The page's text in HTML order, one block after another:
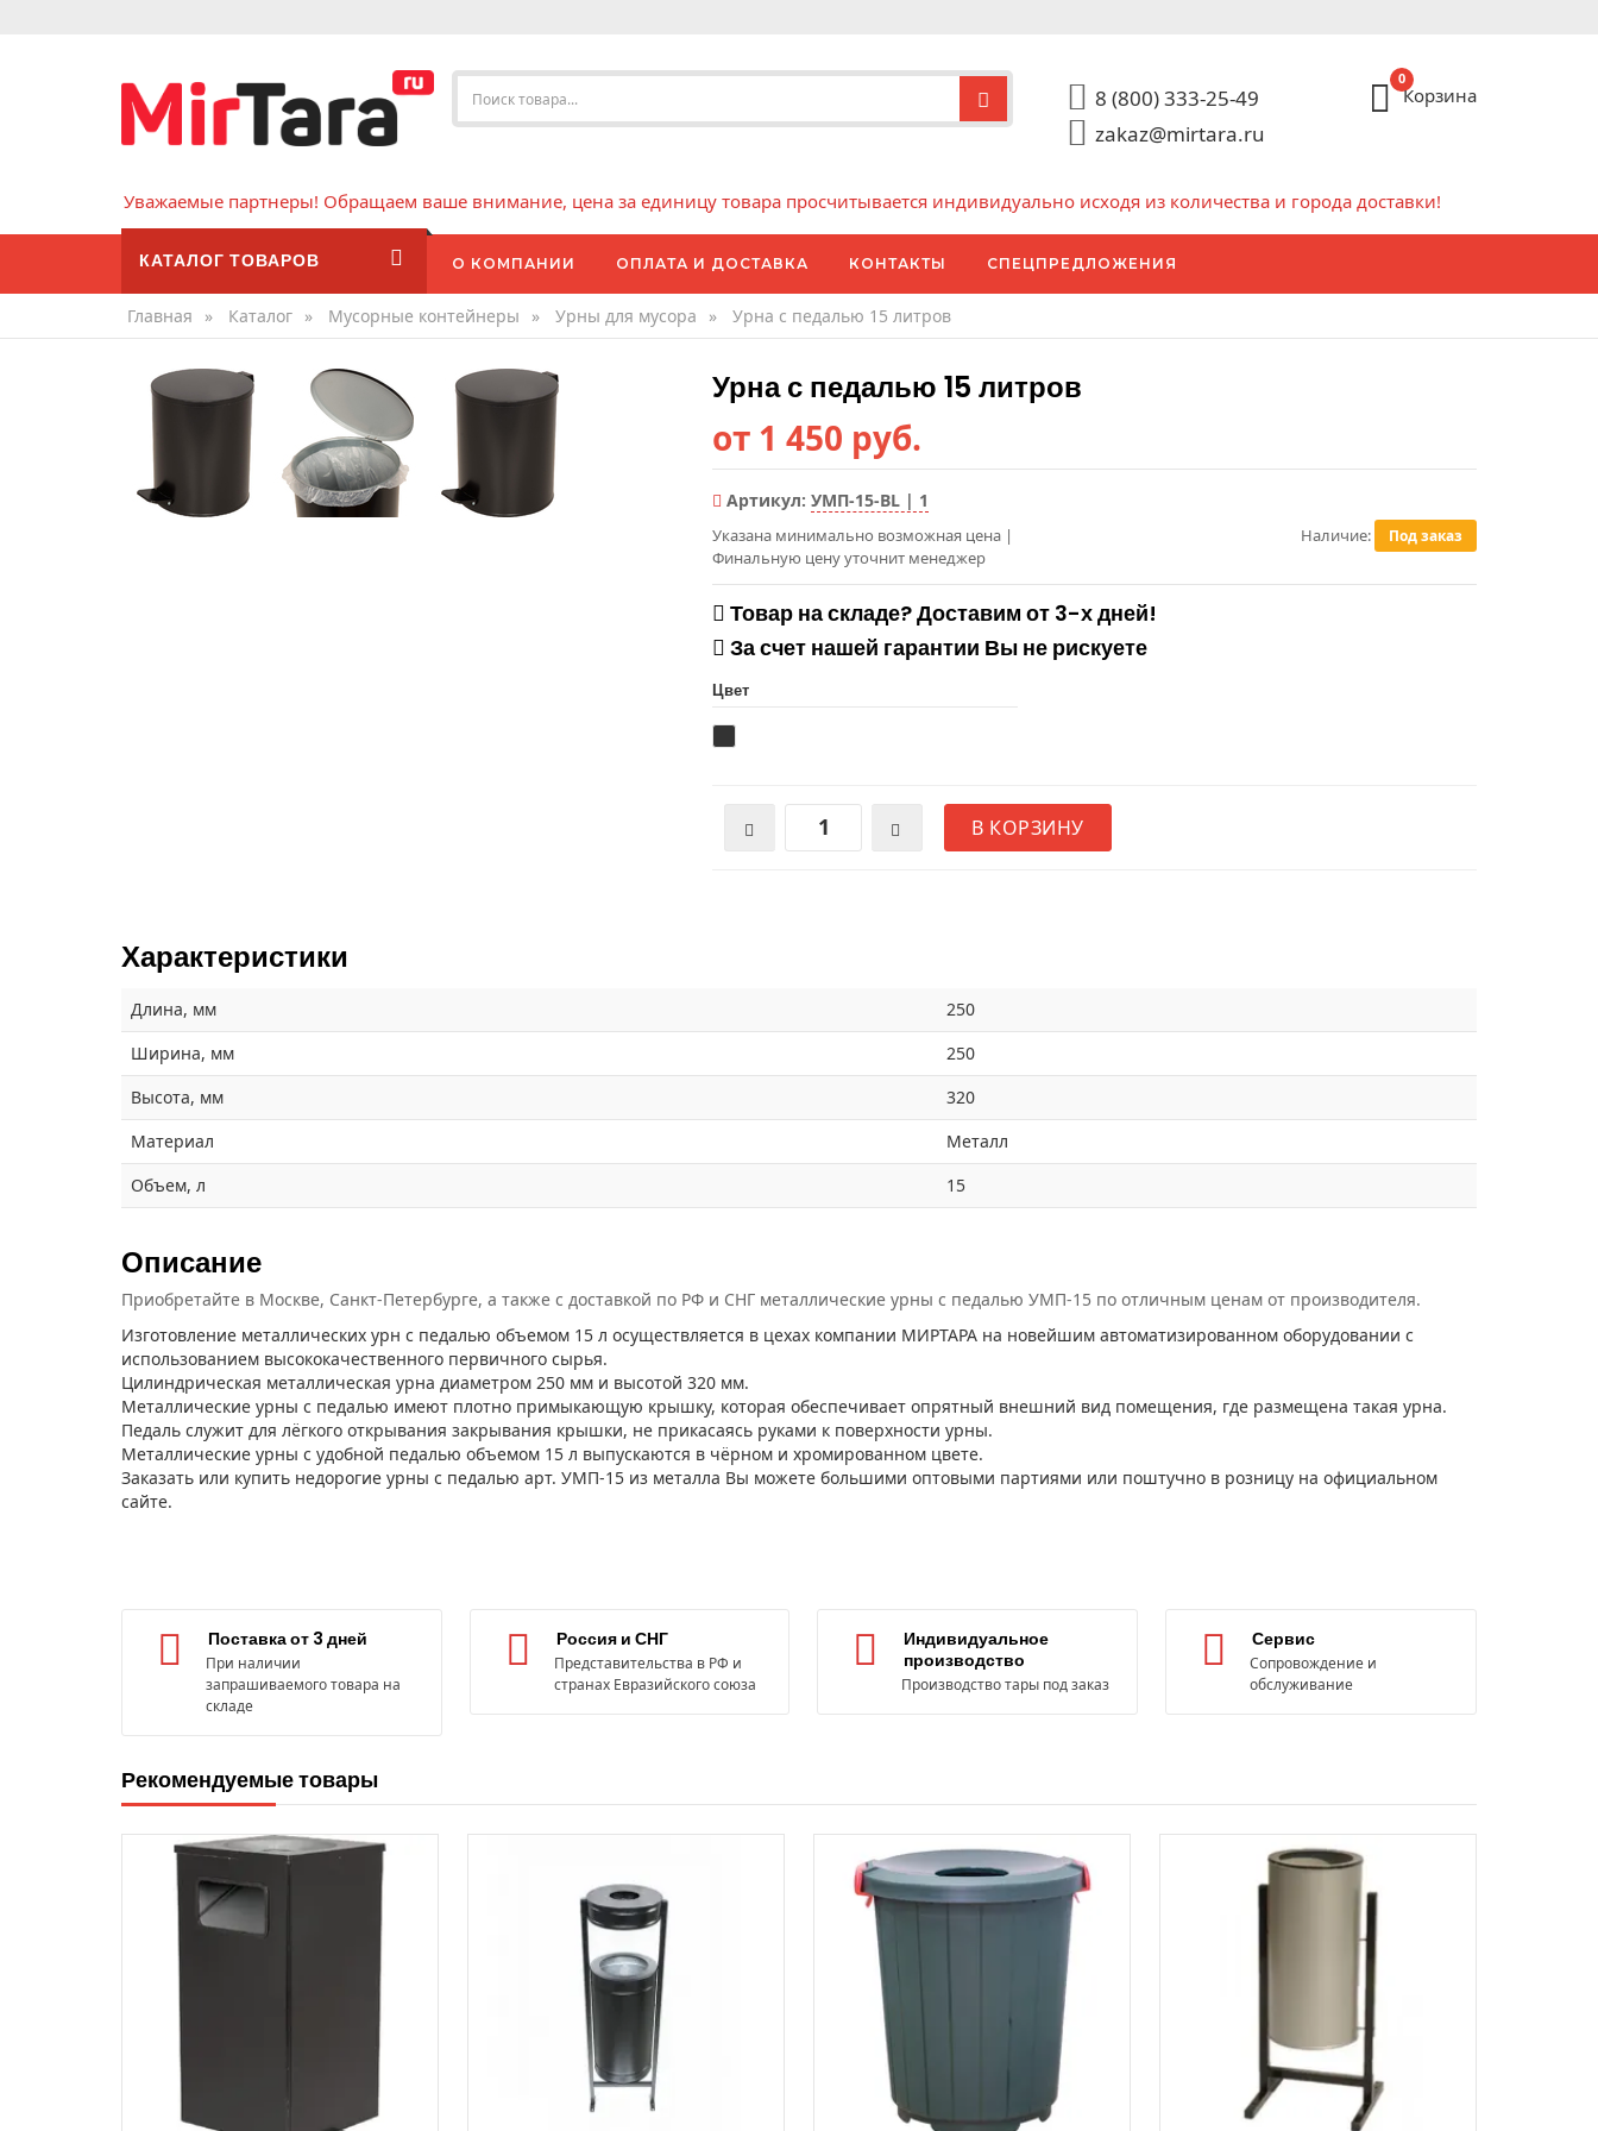
8 (800) 333-25-49
zakaz@mirtara.ru
0
Корзина
Уважаемые партнеры! Обращаем ваше внимание, цена за единицу товара просчитывается индивидуально исходя из количества и города доставки!
КАТАЛОГ ТОВАРОВ О КОМПАНИИ ОПЛАТА И ДОСТАВКА КОНТАКТЫ СПЕЦПРЕДЛОЖЕНИЯ
Главная » Каталог » Мусорные контейнеры » Урны для мусора » Урна с педалью 15 литров
Урна с педалью 15 литров
от 1 450 руб.
Артикул: УМП-15-BL | 1
Указана минимально возможная цена |
Финальную цену уточнит менеджер
Наличие: Под заказ
Товар на складе? Доставим от 3-х дней!
За счет нашей гарантии Вы не рискуете
Цвет
В КОРЗИНУ
Характеристики
Длина, мм
250
Ширина, мм
250
Высота, мм
320
Материал
Металл
Объем, л
15
Описание
Приобретайте в Москве, Санкт-Петербурге, а также с доставкой по РФ и СНГ металлические урны с педалью УМП-15 по отличным ценам от производителя.
Изготовление металлических урн с педалью объемом 15 л осуществляется в цехах компании МИРТАРА на новейшим автоматизированном оборудовании с
использованием высококачественного первичного сырья.
Цилиндрическая металлическая урна диаметром 250 мм и высотой 320 мм.
Металлические урны с педалью имеют плотно примыкающую крышку, которая обеспечивает опрятный внешний вид помещения, где размещена такая урна.
Педаль служит для лёгкого открывания закрывания крышки, не прикасаясь руками к поверхности урны.
Металлические урны с удобной педалью объемом 15 л выпускаются в чёрном и хромированном цвете.
Заказать или купить недорогие урны с педалью арт. УМП-15 из металла Вы можете большими оптовыми партиями или поштучно в розницу на официальном
сайте.
Поставка от 3 дней
При наличии
запрашиваемого товара на
складе
Россия и СНГ
Представительства в РФ и
странах Евразийского союза
Индивидуальное
производство
Производство тары под заказ
Сервис
Сопровождение и
обслуживание
Рекомендуемые товары